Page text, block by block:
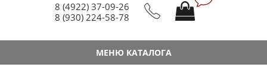
8 (4922) 37-09-26
8 (930) 224-58-78
МЕНЮ КАТАЛОГА